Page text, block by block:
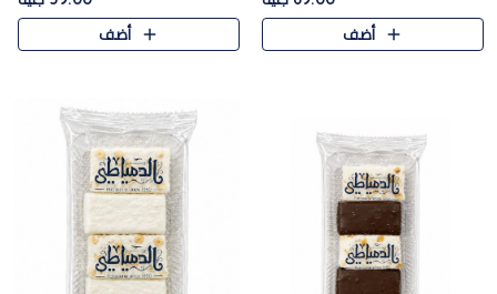
الفول السوداني المحمص، لتجمع
بين حلاوة المشمش الطبيعية..
أضف
اللوز المحمص لتمنح مزيجًا متوازنًا
من النعومة والقرمشة. ..
أضف